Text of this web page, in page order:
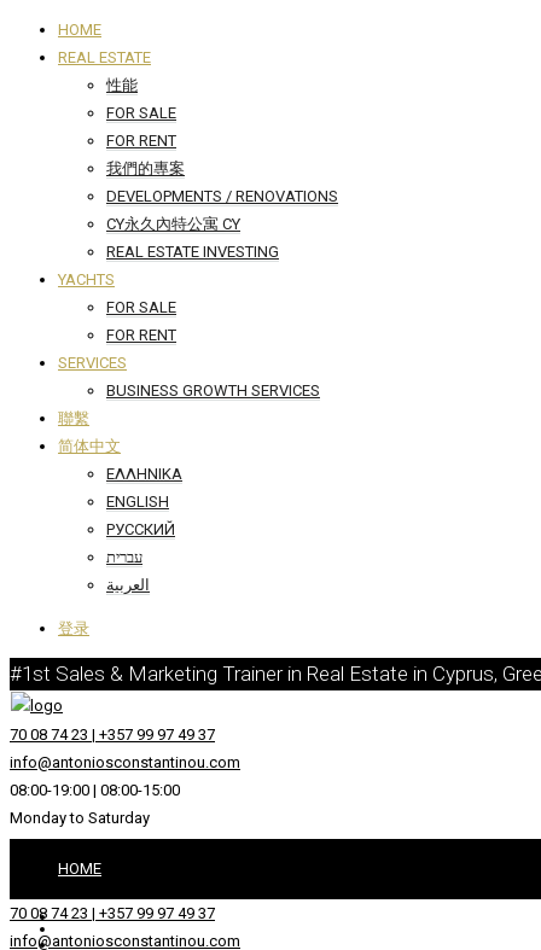
HOME
REAL ESTATE
性能
FOR SALE
FOR RENT
我們的專案
DEVELOPMENTS / RENOVATIONS
CY永久內特公寓 CY
REAL ESTATE INVESTING
YACHTS
FOR SALE
FOR RENT
SERVICES
BUSINESS GROWTH SERVICES
聯繫
简体中文
ΕΛΛΗΝΙΚΆ
ENGLISH
РУССКИЙ
עברית
العربية
登录
#1st Sales & Marketing Trainer in Real Estate in Cyprus,
70 08 74 23 | +357 99 97 49 37
info@antoniosconstantinou.com
08:00-19:00 | 08:00-15:00
Monday to Saturday
HOME
70 08 74 23 | +357 99 97 49 37
info@antoniosconstantinou.com